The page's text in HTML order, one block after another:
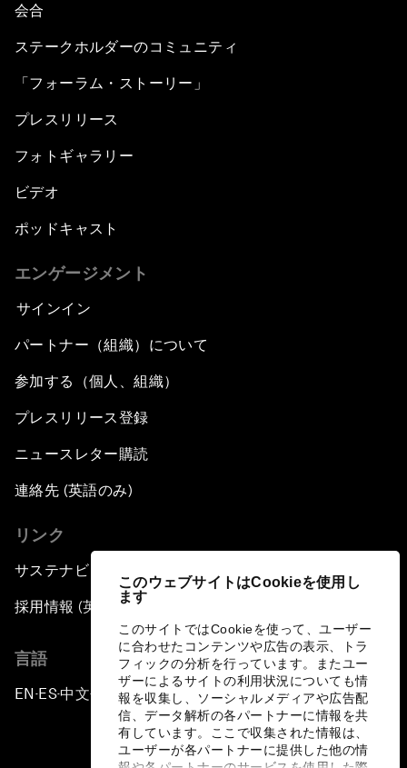
このウェブサイトはCookieを使用し
ます
このサイトではCookieを使って、ユーザー
に合わせたコンテンツや広告の表示、トラ
フィックの分析を行っています。またユー
ザーによるサイトの利用状況についても情
報を収集し、ソーシャルメディアや広告配
信、データ解析の各パートナーに情報を共
有しています。ここで収集された情報は、
ユーザーが各パートナーに提供した他の情
会合
ステークホルダーのコミュニティ
「フォーラム・ストーリー」
プレスリリース
フォトギャラリー
ビデオ
ポッドキャスト
エンゲージメント
サインイン
パートナー（組織）について
参加する（個人、組織）
プレスリリース登録
ニュースレター購読
連絡先 (英語のみ)
リンク
サステナビリティへの取り組み
採用情報 (英語のみ)
言語
EN ▪ES▪中文▪ 日本語